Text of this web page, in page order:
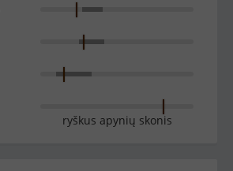
ryškus apynių skonis